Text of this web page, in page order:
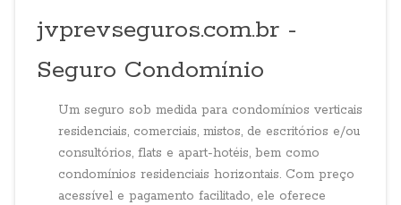
jvprevseguros.com.br -
Seguro Condomínio
Um seguro sob medida para condomínios verticais
residenciais, comerciais, mistos, de escritórios e/ou
consultórios, flats e apart-hotéis, bem como
condomínios residenciais horizontais. Com preço
acessível e pagamento facilitado, ele oferece